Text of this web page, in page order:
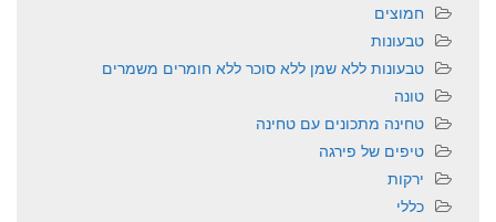
חמוצים
טבעונות
טבעונות ללא שמן ללא סוכר ללא חומרים משמרים
טונה
טחינה מתכונים עם טחינה
טיפים של פירגה
ירקות
כללי